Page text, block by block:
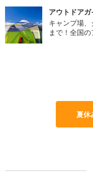
アウトドアガ
キャンプ場
まで！全国
夏休